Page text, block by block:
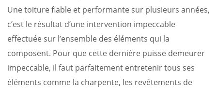
Une toiture fiable et performante sur plusieurs années,
c’est le résultat d’une intervention impeccable
effectuée sur l’ensemble des éléments qui la
composent. Pour que cette dernière puisse demeurer
impeccable, il faut parfaitement entretenir tous ses
éléments comme la charpente, les revêtements de